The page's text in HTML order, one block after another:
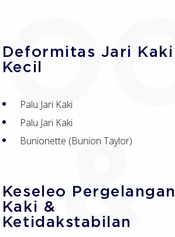
Deformitas Jari Kaki
Kecil
Palu Jari Kaki
Palu Jari Kaki
Bunionette (Bunion Taylor)
Keseleo Pergelangan
Kaki &
Ketidakstabilan